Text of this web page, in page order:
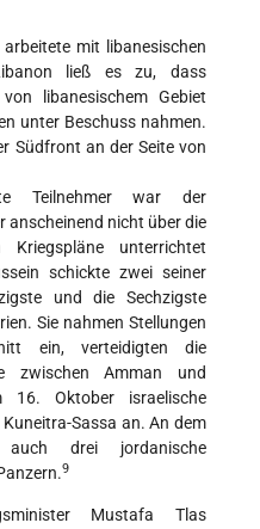
mit libanesischen
ließ es zu, dass
libanesischem Gebiet
unter Beschuss nahmen.
Südfront an der Seite von
Teilnehmer war der
anscheinend nicht über die
unterrichtet
schickte zwei seiner
und die Sechzigste
Sie nahmen Stellungen
ein, verteidigten die
zwischen Amman und
Oktober israelische
Sassa an. An dem
drei jordanische
9
Mustafa Tlas